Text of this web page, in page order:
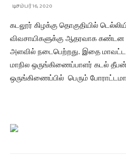
டிசம்பர் 16, 2020
கடலூர் கிழக்கு தொகுதியில்
விவசாயிகளுக்கு ஆதரவாக
அளவில் நடைபெற்றது. இதை மாவட்ட
மாநில ஒருங்கிணைப்பாளர் கடல்
ஒருங்கிணைப்பில் பெரும்